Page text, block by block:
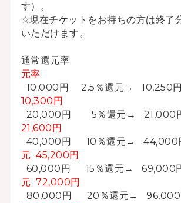
す）。
☆現在チケットをお持ちの方は終了
いただけます。
通常還元
元率
10,000円 2.5％還元→
10,300円
20,000円 5％還元→
21,600円
40,000円 10％還元→
元 45,200円
60,000円 15％還元→
元 72,000円
80,000円 20％還元→